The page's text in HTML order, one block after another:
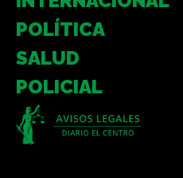
POLÍTICA
SALUD
POLICIAL